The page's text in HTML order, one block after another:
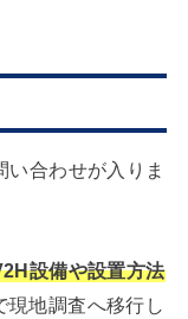
合わせが入りま
設備や設置方法
現地調査へ移行し